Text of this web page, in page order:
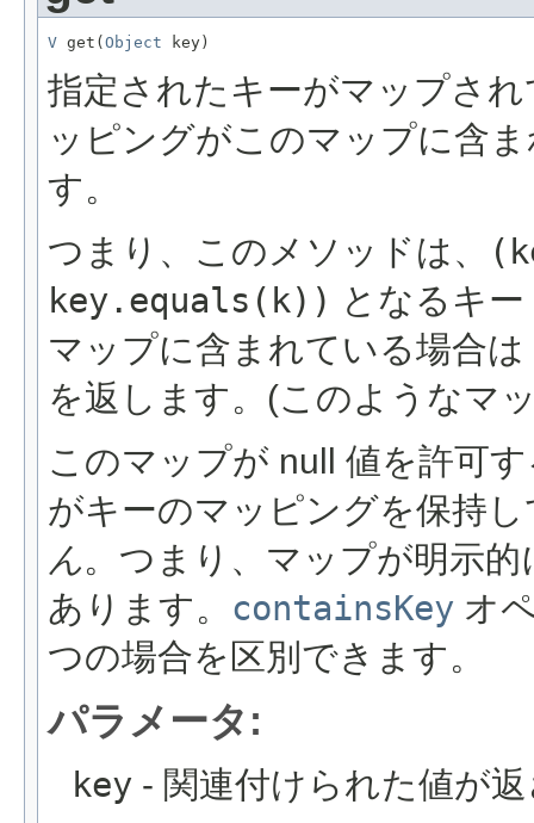
V get( Object key)
指定されたキーがマップさ
ッピングがこのマップに含
す。
つまり、このメソッドは、
key.equals(k)) となるキー
マップに含まれている場合は
を返します。(このようなマ
このマップが null 値を許可
がキーのマッピングを保持
ん。つまり、マップが明示
あります。 containsKey オ
つの場合を区別できます。
パラメータ:
key - 関連付けられた値が